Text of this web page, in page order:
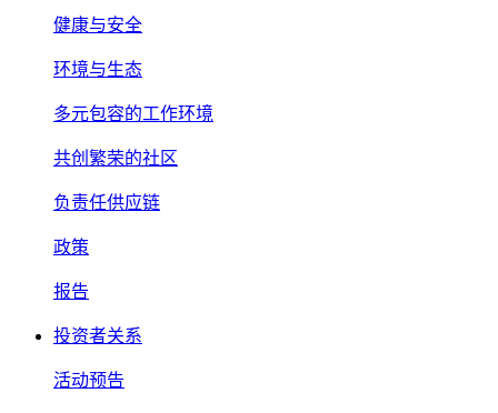
健康与安全
环境与生态
多元包容的工作环境
共创繁荣的社区
负责任供应链
政策
报告
投资者关系
活动预告